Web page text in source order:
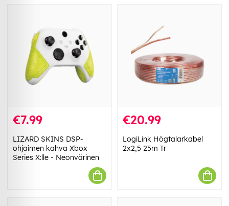
€7.99
LIZARD SKINS DSP-
ohjaimen kahva Xbox
Series X:lle - Neonvärinen
€20.99
LogiLink Högtalarkabel
2x2,5 25m Tr